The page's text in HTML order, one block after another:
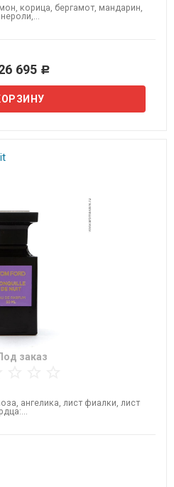
корица, бергамот, мандарин,
695 Р
заказ
ангелика, лист фиалки, лист